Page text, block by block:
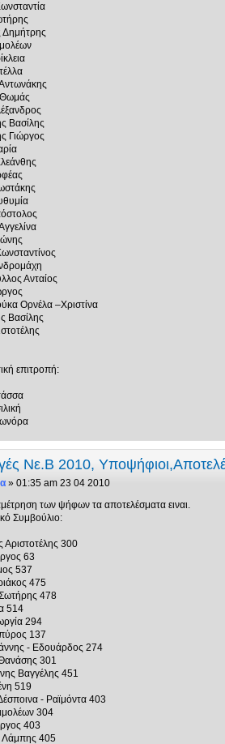
Δημήτρης
Βασίλης
Γιώργος
Ανταίος
Ορνέλα –Χριστίνα
Βασίλης
επιτροπή:
Νε.Β 2010,
» 01:35 am 23 04 2010
των ψήφων τα αποτελέσματα ειναι.
Συμβούλιο:
Αριστοτέλης 300
63
537
475
478
514
294
137
- Εδουάρδος 274
301
Βαγγέλης 451
519
- Ραϊμόντα 403
304
403
Λάμπης 405